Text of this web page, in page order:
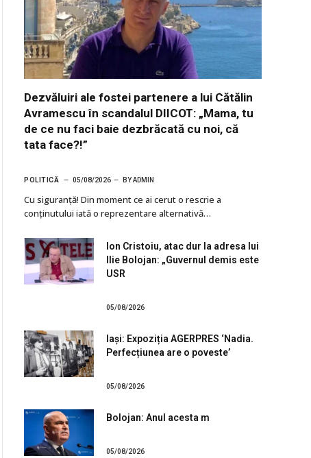
Dezvăluiri ale fostei partenere a lui Cătălin
Avramescu în scandalul DIICOT: „Mama, tu
de ce nu faci baie dezbrăcată cu noi, că
tata face?!”
POLITICĂ 05/08/2026 BYADMIN
Cu siguranţă! Din moment ce ai cerut o rescrie a
conținutului iată o reprezentare alternativă…
Ion Cristoiu, atac dur la adresa lui
Ilie Bolojan: „Guvernul demis este
USR
05/08/2026
Iași: Expoziția AGERPRES ‘Nadia.
Perfecțiunea are o poveste’
05/08/2026
Bolojan: Anul acesta m
05/08/2026